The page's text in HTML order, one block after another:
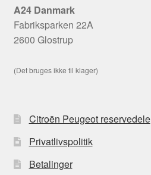
A24 Danmark
Fabriksparken 22A
2600 Glostrup
(Det bruges ikke til klager)
Citroën Peugeot reservedele
Privatlivspolitik
Betalinger